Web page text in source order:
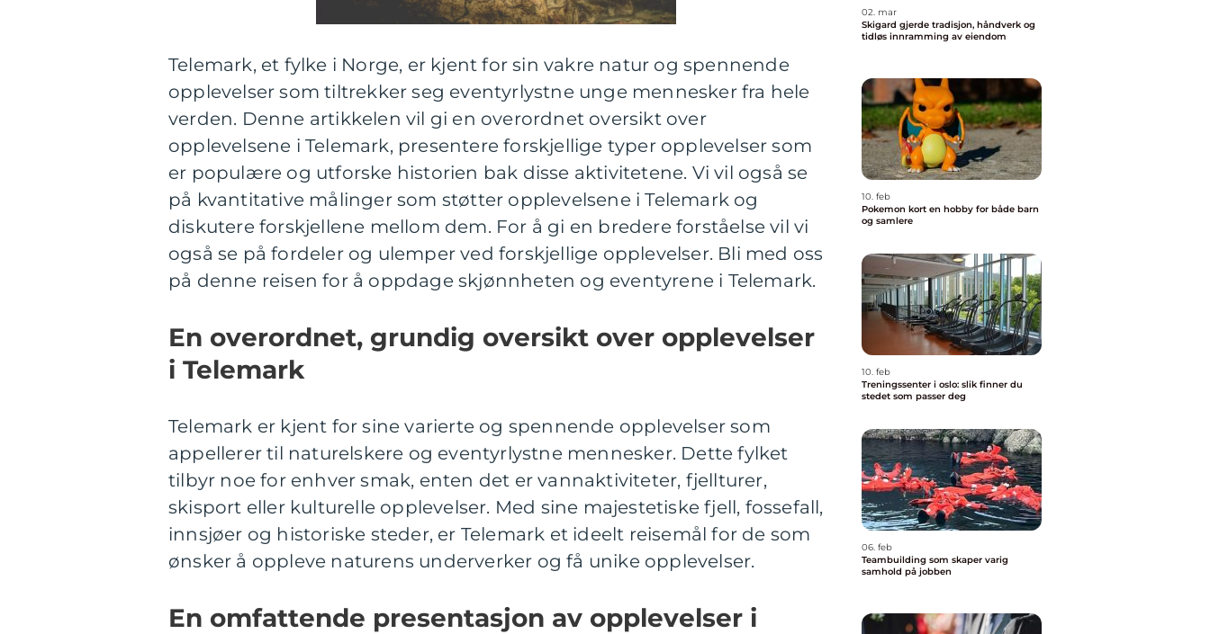
Telemark, et fylke i Norge, er kjent for sin vakre natur og spennende
opplevelser som tiltrekker seg eventyrlystne unge mennesker fra hele
verden. Denne artikkelen vil gi en overordnet oversikt over
opplevelsene i Telemark, presentere forskjellige typer opplevelser som
er populære og utforske historien bak disse aktivitetene. Vi vil også se
på kvantitative målinger som støtter opplevelsene i Telemark og
diskutere forskjellene mellom dem. For å gi en bredere forståelse vil vi
også se på fordeler og ulemper ved forskjellige opplevelser. Bli med oss
på denne reisen for å oppdage skjønnheten og eventyrene i Telemark.
En overordnet, grundig oversikt over opplevelser
i Telemark
Telemark er kjent for sine varierte og spennende opplevelser som
appellerer til naturelskere og eventyrlystne mennesker. Dette fylket
tilbyr noe for enhver smak, enten det er vannaktiviteter, fjellturer,
skisport eller kulturelle opplevelser. Med sine majestetiske fjell, fossefall,
innsjøer og historiske steder, er Telemark et ideelt reisemål for de som
ønsker å oppleve naturens underverker og få unike opplevelser.
En omfattende presentasjon av opplevelser i
02. mar
Skigard gjerde tradisjon, håndverk og
tidløs innramming av eiendom
10. feb
Pokemon kort en hobby for både barn
og samlere
10. feb
Treningssenter i oslo: slik finner du
stedet som passer deg
06. feb
Teambuilding som skaper varig
samhold på jobben